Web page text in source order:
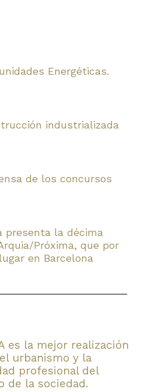
Energéticas.
industrializada
de los concursos
presenta la décima
Próxima, que por
en Barcelona
es la mejor realización
urbanismo y la
profesional del
de la sociedad.